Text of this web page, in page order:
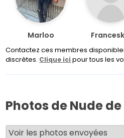
Marloo
Contactez ces membres
discrètes. Clique ici pour tous les
Photos de Nude de